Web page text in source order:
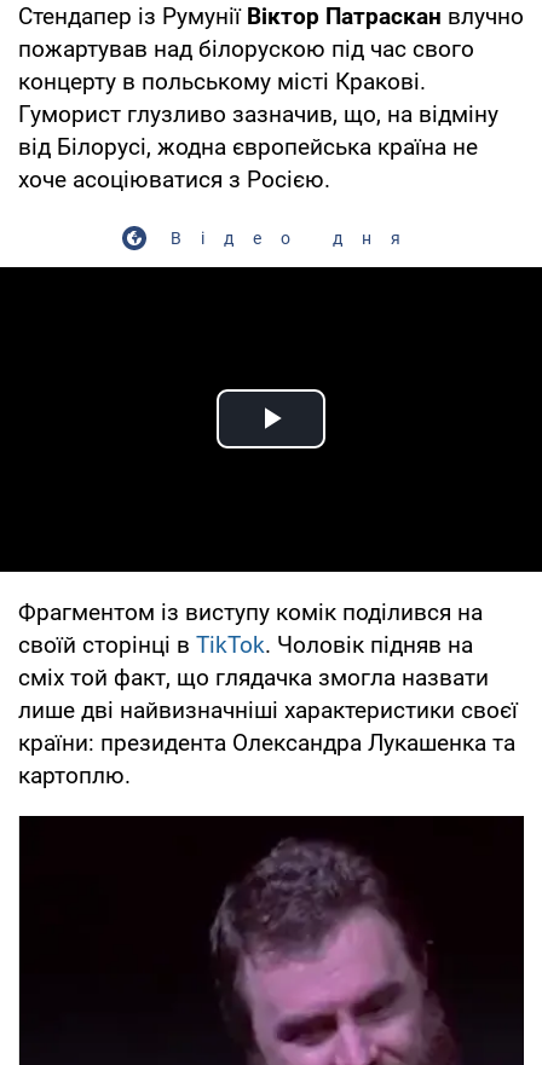
Стендапер із Румунії Віктор Патраскан влучно
пожартував над білорускою під час свого
концерту в польському місті Кракові.
Гуморист глузливо зазначив, що, на відміну
від Білорусі, жодна європейська країна не
хоче асоціюватися з Росією.
Відео дня
Play Video
Фрагментом із виступу комік поділився на
своїй сторінці в TikTok. Чоловік підняв на
сміх той факт, що глядачка змогла назвати
лише дві найвизначніші характеристики своєї
країни: президента Олександра Лукашенка та
картоплю.